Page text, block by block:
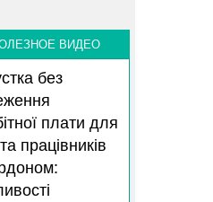
ВИДЕО
без
плати для
працівників